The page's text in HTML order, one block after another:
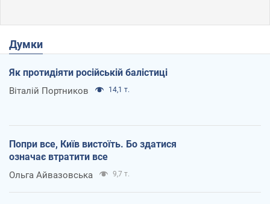
Думки
Як протидіяти російській балістиці
Віталій Портников 14,1 т.
Попри все, Київ вистоїть. Бо здатися
означає втратити все
Ольга Айвазовська 9,7 т.